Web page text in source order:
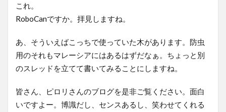
これ。
RoboCanですか。拝見しますね。
あ、そういえばこっちで使っていた木があります。防虫
用のそれもマレーシアにはあるはずだなぁ。ちょっと別
のスレッドを立てて書いてみることにしますね。
皆さん、ピロリさんのブログを是非ご覧ください。面白
いですよー。博識だし、センスあるし、笑わせてくれる